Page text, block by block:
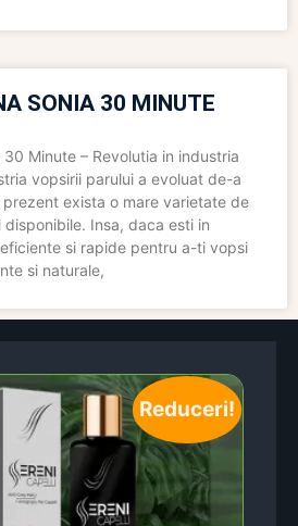
SONIA 30 MINUTE
30 Minute – Revolutia in industria
vopsirii parului a evoluat de-a
exista o mare varietate de
Insa, daca esti in
si rapide pentru a-ti vopsi
si naturale,
Reduceri!